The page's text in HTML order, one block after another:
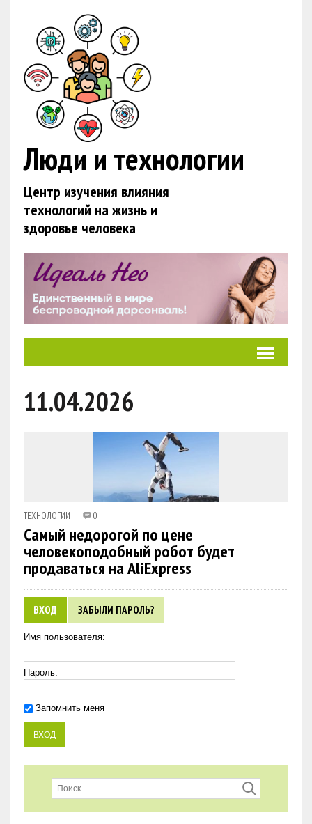
Люди и технологии
Центр изучения влияния
технологий на жизнь и
здоровье человека
11.04.2026
ТЕХНОЛОГИИ 0
Самый недорогой по цене
человекоподобный робот будет
продаваться на AliExpress
ВХОД ЗАБЫЛИ ПАРОЛЬ?
Имя пользователя:
Пароль:
Запомнить меня